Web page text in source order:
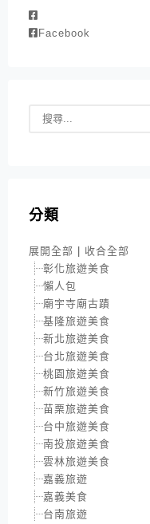
Facebook
分類
展開全部 | 收合全部
彰化旅遊美食
懶人包
廟宇寺廟古蹟
基隆旅遊美食
新北旅遊美食
台北旅遊美食
桃園旅遊美食
新竹旅遊美食
苗栗旅遊美食
台中旅遊美食
南投旅遊美食
雲林旅遊美食
嘉義旅遊
嘉義美食
台南旅遊